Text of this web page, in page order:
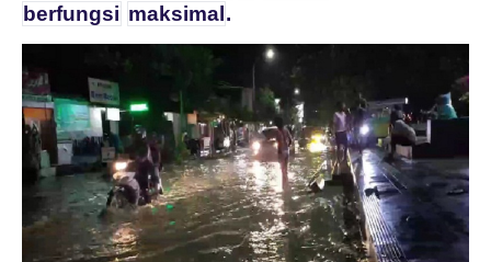
berfungsi maksimal .